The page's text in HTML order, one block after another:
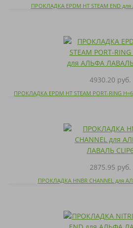
ПРОКЛАДКА EPDM HT STEAM END
4930.20 руб.
ПРОКЛАДКА EPDM HT STEAM PORT-RING
2875.95 руб.
ПРОКЛАДКА HNBR CHANNEL для